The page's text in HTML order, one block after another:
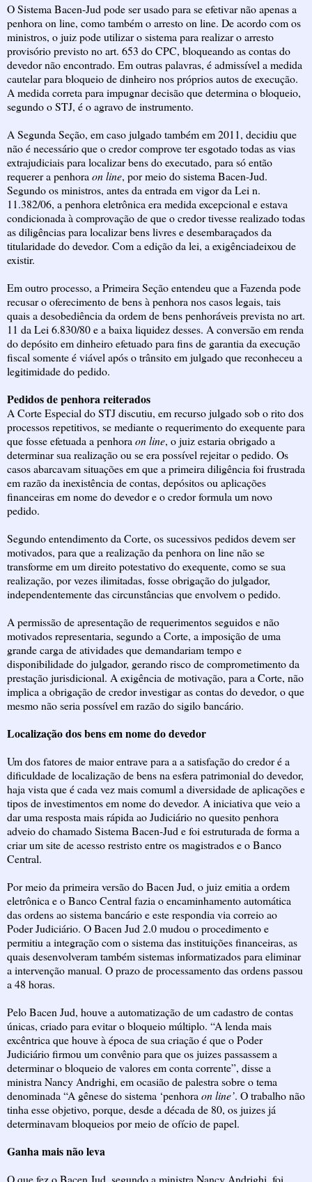
O Sistema Bacen-Jud pode ser usado para se efetivar não apenas a
penhora on line, como também o arresto on line. De acordo com os
ministros, o juiz pode utilizar o sistema para realizar o arresto
provisório previsto no art. 653 do CPC, bloqueando as contas do
devedor não encontrado. Em outras palavras, é admissível a medida
cautelar para bloqueio de dinheiro nos próprios autos de execução.
A medida correta para impugnar decisão que determina o bloqueio,
segundo o STJ, é o agravo de instrumento.
A Segunda Seção, em caso julgado também em 2011, decidiu que
não é necessário que o credor comprove ter esgotado todas as vias
extrajudiciais para localizar bens do executado, para só então
requerer a penhora on line, por meio do sistema Bacen-Jud.
Segundo os ministros, antes da entrada em vigor da Lei n.
11.382/06, a penhora eletrônica era medida excepcional e estava
condicionada à comprovação de que o credor tivesse realizado todas
as diligências para localizar bens livres e desembaraçados da
titularidade do devedor. Com a edição da lei, a exigênciadeixou de
existir.
Em outro processo, a Primeira Seção entendeu que a Fazenda pode
recusar o oferecimento de bens à penhora nos casos legais, tais
quais a desobediência da ordem de bens penhoráveis prevista no art.
11 da Lei 6.830/80 e a baixa liquidez desses. A conversão em renda
do depósito em dinheiro efetuado para fins de garantia da execução
fiscal somente é viável após o trânsito em julgado que reconheceu a
legitimidade do pedido.
Pedidos de penhora reiterados
A Corte Especial do STJ discutiu, em recurso julgado sob o rito dos
processos repetitivos, se mediante o requerimento do exequente para
que fosse efetuada a penhora on line, o juiz estaria obrigado a
determinar sua realização ou se era possível rejeitar o pedido. Os
casos abarcavam situações em que a primeira diligência foi frustrada
em razão da inexistência de contas, depósitos ou aplicações
financeiras em nome do devedor e o credor formula um novo
pedido.
Segundo entendimento da Corte, os sucessivos pedidos devem ser
motivados, para que a realização da penhora on line não se
transforme em um direito potestativo do exequente, como se sua
realização, por vezes ilimitadas, fosse obrigação do julgador,
independentemente das circunstâncias que envolvem o pedido.
A permissão de apresentação de requerimentos seguidos e não
motivados representaria, segundo a Corte, a imposição de uma
grande carga de atividades que demandariam tempo e
disponibilidade do julgador, gerando risco de comprometimento da
prestação jurisdicional. A exigência de motivação, para a Corte, não
implica a obrigação de credor investigar as contas do devedor, o que
mesmo não seria possível em razão do sigilo bancário.
Localização dos bens em nome do devedor
Um dos fatores de maior entrave para a a satisfação do credor é a
dificuldade de localização de bens na esfera patrimonial do devedor,
haja vista que é cada vez mais comuml a diversidade de aplicações e
tipos de investimentos em nome do devedor. A iniciativa que veio a
dar uma resposta mais rápida ao Judiciário no quesito penhora
adveio do chamado Sistema Bacen-Jud e foi estruturada de forma a
criar um site de acesso restristo entre os magistrados e o Banco
Central.
Por meio da primeira versão do Bacen Jud, o juiz emitia a ordem
eletrônica e o Banco Central fazia o encaminhamento automática
das ordens ao sistema bancário e este respondia via correio ao
Poder Judiciário. O Bacen Jud 2.0 mudou o procedimento e
permitiu a integração com o sistema das instituições financeiras, as
quais desenvolveram também sistemas informatizados para eliminar
a intervenção manual. O prazo de processamento das ordens passou
a 48 horas.
Pelo Bacen Jud, houve a automatização de um cadastro de contas
únicas, criado para evitar o bloqueio múltiplo. “A lenda mais
excêntrica que houve à época de sua criação é que o Poder
Judiciário firmou um convênio para que os juizes passassem a
determinar o bloqueio de valores em conta corrente”, disse a
ministra Nancy Andrighi, em ocasião de palestra sobre o tema
denominada “A gênese do sistema ‘penhora on line’. O trabalho não
tinha esse objetivo, porque, desde a década de 80, os juizes já
determinavam bloqueios por meio de ofício de papel.
Ganha mais não leva
O que fez o Bacen Jud, segundo a ministra Nancy Andrighi, foi